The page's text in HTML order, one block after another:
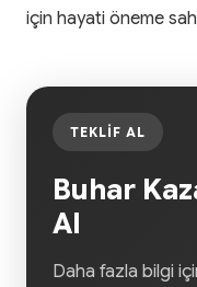
için hayati öneme
TEKLIF AL
Buhar
Al
Daha fazla bilgi